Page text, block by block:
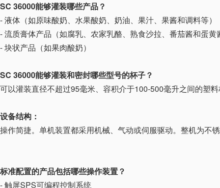
SC 36000能够灌装哪些产品？
- 液体（如原味酸奶、水果酸奶、奶油、果汁、果酱和调料等）
- 流质膏体产品（如腐乳、农家乳酪、熟食沙拉、番茄酱和蛋黄
- 块状产品（如果肉酸奶）
SC 36000能够灌装和密封哪些型号的杯子？
可以灌装直径不超过95毫米、容积介于100-500毫升之间的塑
设备结构：
操作简捷。单机装置都采用机械、气动或伺服驱动。整机为不
标准配置的产品包括哪些操作装置？
- 触屏SPS可编程控制系统